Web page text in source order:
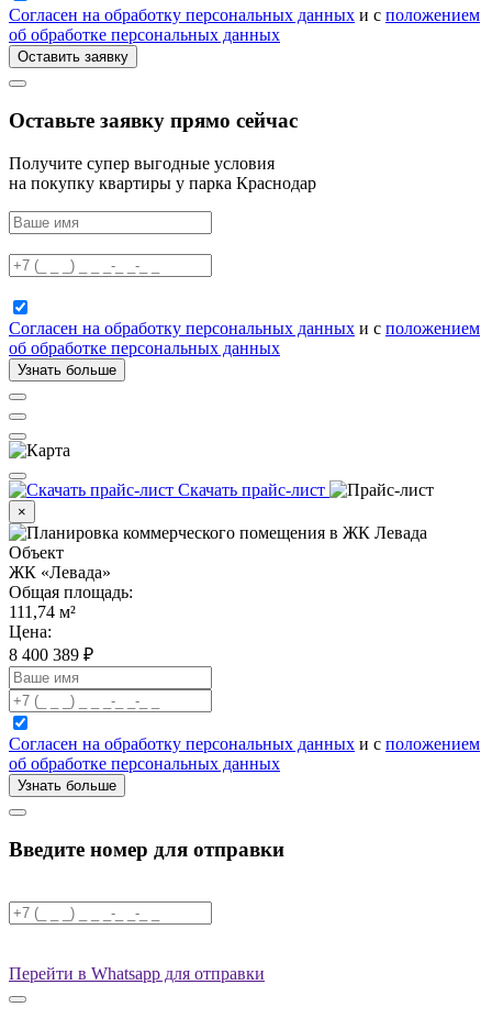
Согласен на обработку персональных данных и с положением
об обработке персональных данных
Оставить заявку
Оставьте заявку прямо сейчас
Получите супер выгодные условия
на покупку квартиры у парка Краснодар
Согласен на обработку персональных данных и с положением
об обработке персональных данных
Узнать больше
Скачать прайс-лист
×
Объект
ЖК «Левада»
Общая площадь:
111,74 м²
Цена:
8 400 389 ₽
Согласен на обработку персональных данных и с положением
об обработке персональных данных
Узнать больше
Введите номер для отправки
Перейти в Whatsapp для отправки